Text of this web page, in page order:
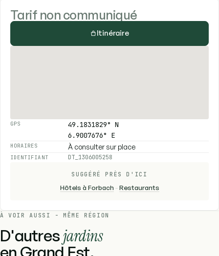
Tarif non communiqué
Itinéraire
GPS
49.1831829° N
6.9007676° E
HORAIRES À consulter sur place
IDENTIFIANT DT_1306005258
SUGGÉRÉ PRÈS D'ICI
Hôtels à Forbach -Restaurants
À VOIR AUSSI - MÊME RÉGION
D'autresjardins
en Grand Est.